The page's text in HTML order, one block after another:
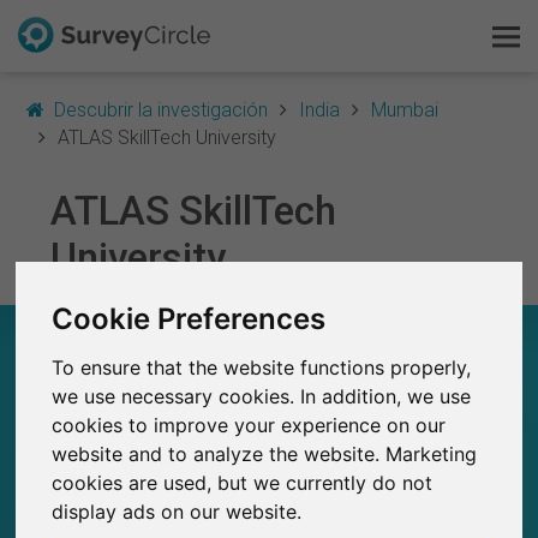
Cookie Preferences
To ensure that the website functions properly,
we use necessary cookies. In addition, we use
cookies to improve your experience on our
website and to analyze the website. Marketing
cookies are used, but we currently do not
display ads on our website.
Descubrir la investigación India
Mumbai
ATLAS SkillTech University
ATLAS SkillTech
University
RESUMEN
0
Número total de estudios publicados en
SurveyCircle
0
Estudios actuales en SurveyCircle
Esto es SurveyCircle
Survey Ranking
Explorar la investigación
FAQ
Regístrate gratis
Iniciar sesión